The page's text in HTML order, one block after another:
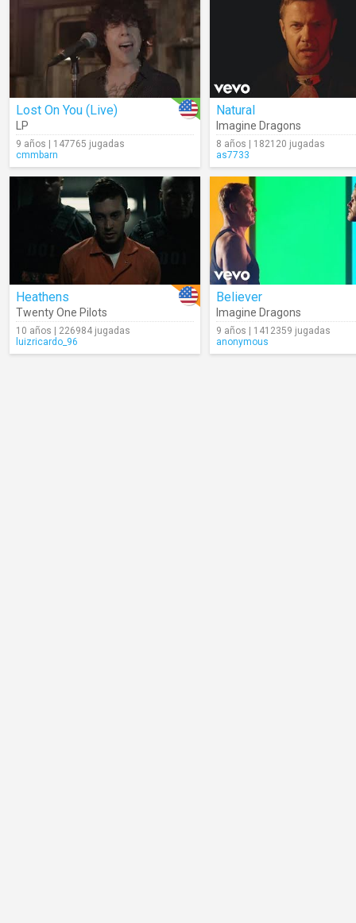
Lost On You (Live)
LP
9 años | 147765 jugadas
cmmbarn
Natural
Imagine Dragons
8 años | 182120 jugadas
as7733
Heathens
Twenty One Pilots
10 años | 226984 jugadas
luizricardo_96
Believer
Imagine Dragons
9 años | 1412359 jugadas
anonymous